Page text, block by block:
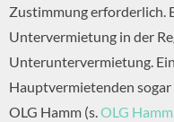
Zustimmung erforderlich.
Untervermietung in der
Unteruntervermietung.
Hauptvermietenden
OLG Hamm (s.OLG